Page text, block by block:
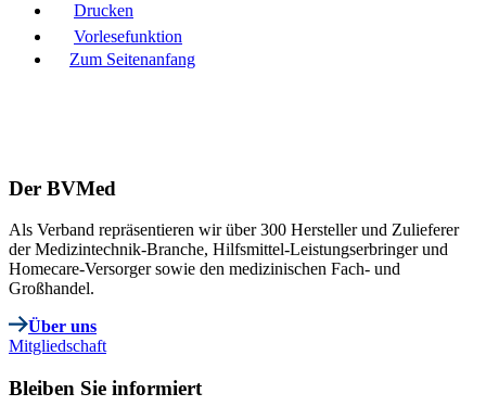
Drucken
Vorlesefunktion
Zum Seitenanfang
Der BVMed
Als Verband repräsentieren wir über 300 Hersteller und Zulieferer
der Medizintechnik-Branche, Hilfsmittel-Leistungserbringer und
Homecare-Versorger sowie den medizinischen Fach- und
Großhandel.
Über uns
Mitgliedschaft
Bleiben Sie informiert